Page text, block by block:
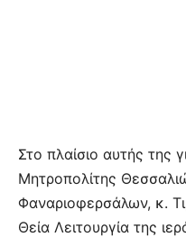
Στο πλαίσιο αυτής της
Μητροπολίτης
Φαναριοφερσάλων, κ.
Θεία Λειτουργία της